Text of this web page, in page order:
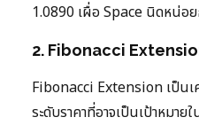
1.0890 เผื่อ Space นิดหน่อ
2. Fibonacci
Fibonacci Extension เป็น
ระดับราคาที่อาจเป็นเป้าหมาย